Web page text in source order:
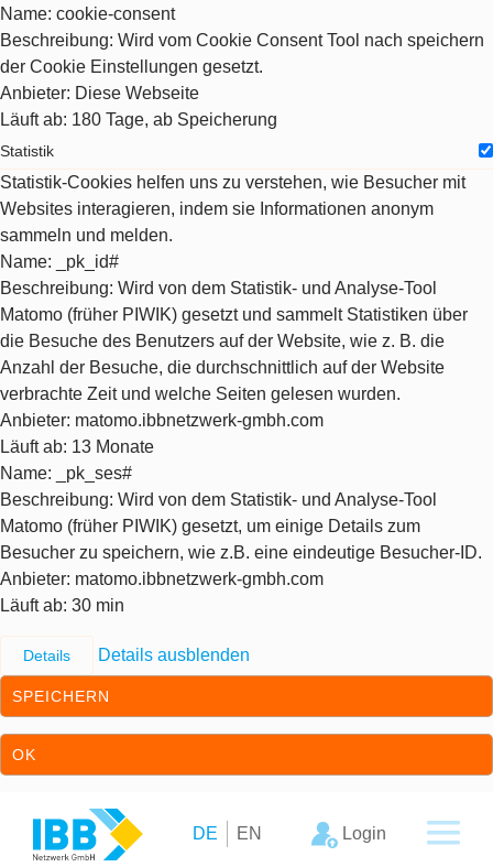
Name: cookie-consent
Beschreibung: Wird vom Cookie Consent Tool nach speichern
der Cookie Einstellungen gesetzt.
Anbieter: Diese Webseite
Läuft ab: 180 Tage, ab Speicherung
Statistik
Statistik-Cookies helfen uns zu verstehen, wie Besucher mit
Websites interagieren, indem sie Informationen anonym
sammeln und melden.
Name: _pk_id#
Beschreibung: Wird von dem Statistik- und Analyse-Tool
Matomo (früher PIWIK) gesetzt und sammelt Statistiken über
die Besuche des Benutzers auf der Website, wie z. B. die
Anzahl der Besuche, die durchschnittlich auf der Website
verbrachte Zeit und welche Seiten gelesen wurden.
Anbieter: matomo.ibbnetzwerk-gmbh.com
Läuft ab: 13 Monate
Name: _pk_ses#
Beschreibung: Wird von dem Statistik- und Analyse-Tool
Matomo (früher PIWIK) gesetzt, um einige Details zum
Besucher zu speichern, wie z.B. eine eindeutige Besucher-ID.
Anbieter: matomo.ibbnetzwerk-gmbh.com
Läuft ab: 30 min
Details Details ausblenden
SPEICHERN
OK
DE EN Login